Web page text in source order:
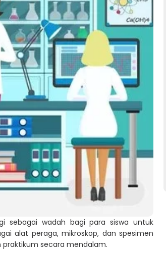
sebagai wadah bagi para siswa untuk
alat peraga, mikroskop, dan spesimen
secara mendalam.